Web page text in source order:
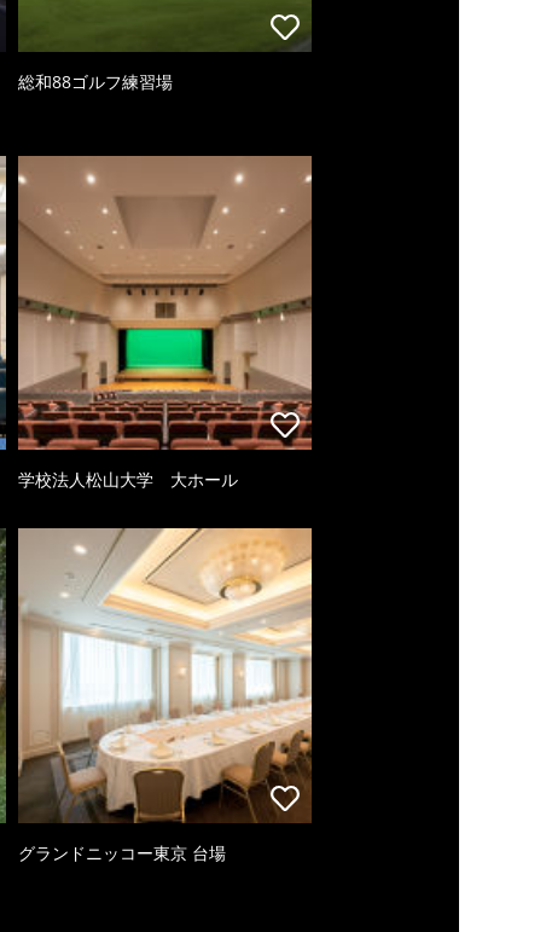
総和88ゴルフ練習場
学校法人松山大学 大ホール
グランドニッコー東京 台場